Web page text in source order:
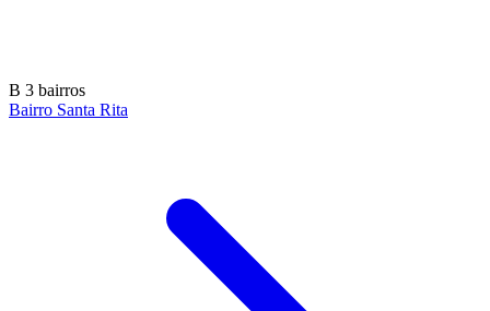
B 3 bairros
Bairro Santa Rita